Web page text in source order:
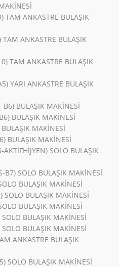
ANKASTRE BULAŞIK
ANKASTRE BULAŞIK
TAM ANKASTRE BULAŞIK
YARI ANKASTRE BULAŞIK
BULAŞIK MAKİNESİ
BULAŞIK MAKİNESİ
MAKİNESİ
BULAŞIK MAKİNESİ
SOLO BULAŞIK
B7) SOLO BULAŞIK MAKİNESİ
BULAŞIK MAKİNESİ
BULAŞIK MAKİNESİ
BULAŞIK MAKİNESİ
BULAŞIK MAKİNESİ
BULAŞIK MAKİNESİ
ANKASTRE BULAŞIK
SOLO BULAŞIK MAKİNESİ